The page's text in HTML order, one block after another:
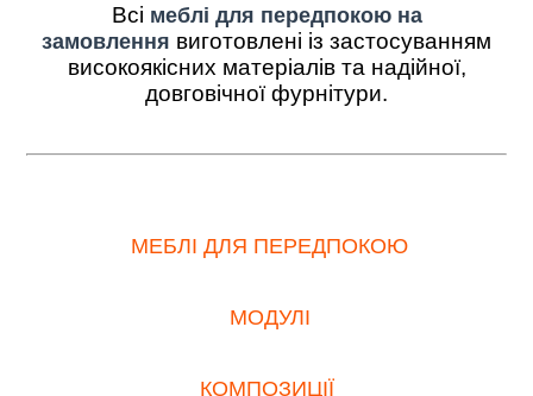
Всі меблі для передпокою на
замовлення виготовлені із застосуванням
високоякісних матеріалів та надійної,
довговічної фурнітури.
МЕБЛІ ДЛЯ ПЕРЕДПОКОЮ
МОДУЛІ
КОМПОЗИЦІЇ